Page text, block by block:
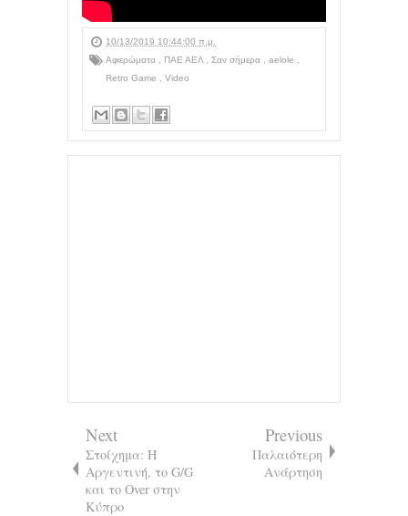
10/13/2019 10:44:00 π.μ.
Αφιερώματα
ΠΑΕ ΑΕΛ Σαν σήμερα aelole
Retro Game
Video
Next
Στοίχημα: Η
Αργεντινή, το G/G
και το Over στην
Κύπρο
Previous
Παλαιότερη
Ανάρτηση